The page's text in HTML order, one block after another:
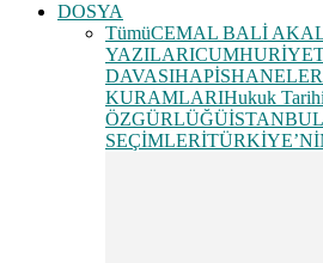
DOSYA
TümüCEMAL BALİ
YAZILARI
DAVASIHAPİSHANELER
KURAMLARIHukuk Tarihi
ÖZGÜRLÜĞÜ
SEÇİMLERİ